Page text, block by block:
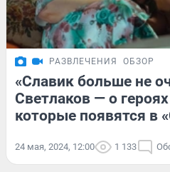
РАЗВЛЕЧЕНИЯ ОБЗОР
«Славик больше не
Светлаков — о
которые появятся в
24 мая, 2024, 12:00 1 133